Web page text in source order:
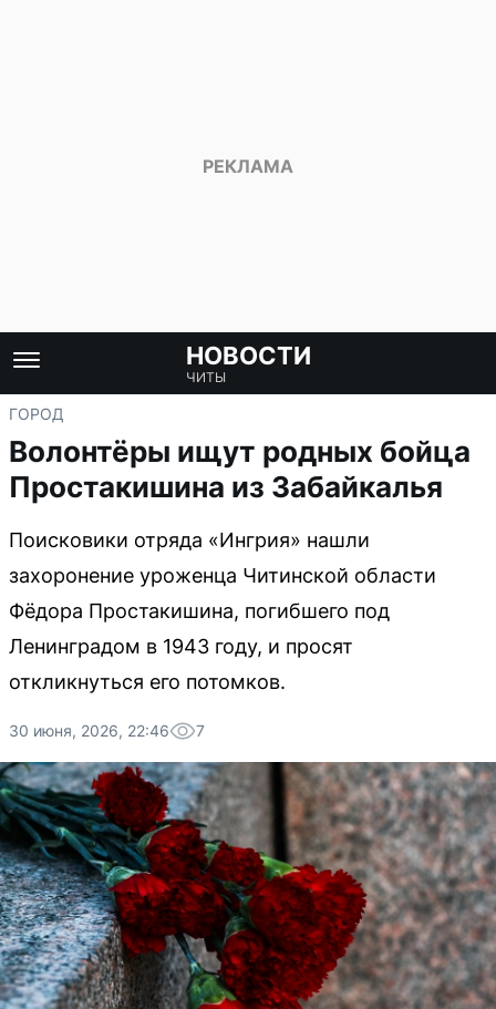
НОВОСТИ
ЧИТЫ
ГОРОД
Волонтёры ищут родных бойца
Простакишина из Забайкалья
Поисковики отряда «Ингрия» нашли
захоронение уроженца Читинской области
Фёдора Простакишина, погибшего под
Ленинградом в 1943 году, и просят
откликнуться его потомков.
30 июня, 2026, 22:46 7